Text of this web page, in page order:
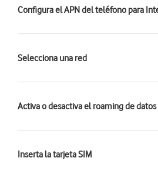
Configura el APN del teléfono para
Selecciona una red
Activa o desactiva el roaming de datos
Inserta la tarjeta SIM